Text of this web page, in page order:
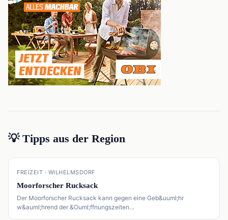
💡 Tipps aus der Region
📍
FREIZEIT · WILHELMSDORF
Moorforscher Rucksack
Der Moorforscher Rucksack kann gegen eine Geb&uuml;hr
w&auml;hrend der &Ouml;ffnungszeiten…